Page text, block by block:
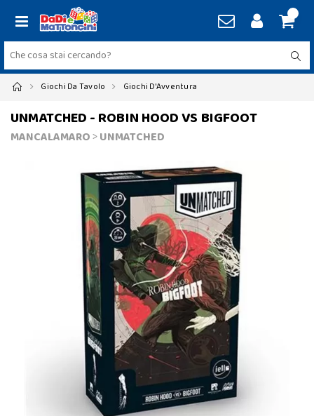
Giochi Da Tavolo Giochi D'Avventura
UNMATCHED - ROBIN HOOD VS BIGFOOT
MANCALAMARO>UNMATCHED